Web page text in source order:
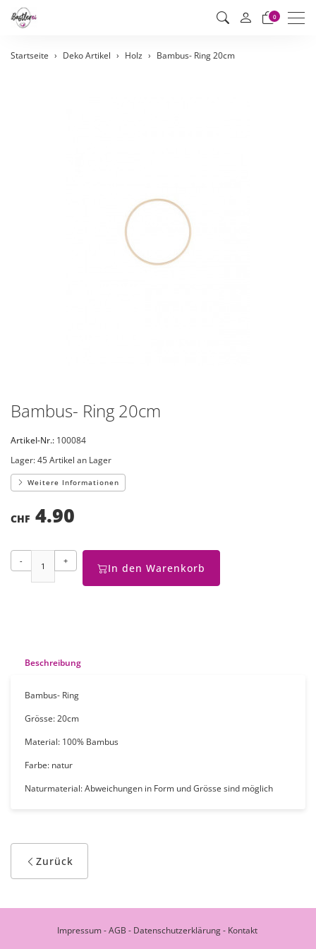
0
Startseite Deko Artikel Holz Bambus- Ring 20cm
Bambus- Ring 20cm
Artikel-Nr.: 100084
Lager:45 Artikel an Lager
Weitere Informationen
CHF 4.90
- +
In den Warenkorb
Beschreibung
Bambus- Ring
Grösse: 20cm
Material: 100% Bambus
Farbe: natur
Naturmaterial: Abweichungen in Form und Grösse sind möglich
Zurück
Impressum-AGB - Datenschutzerklärung- Kontakt